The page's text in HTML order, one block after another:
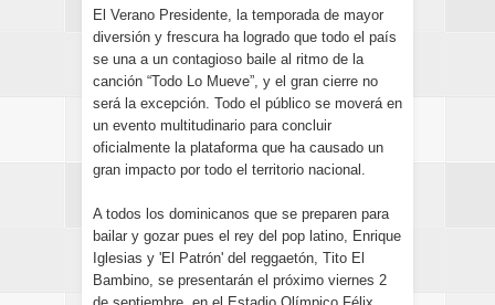
El Verano Presidente, la temporada de mayor
diversión y frescura ha logrado que todo el país
se una a un contagioso baile al ritmo de la
canción “Todo Lo Mueve”, y el gran cierre no
será la excepción. Todo el público se moverá en
un evento multitudinario para concluir
oficialmente la plataforma que ha causado un
gran impacto por todo el territorio nacional.
A todos los dominicanos que se preparen para
bailar y gozar pues el rey del pop latino, Enrique
Iglesias y 'El Patrón' del reggaetón, Tito El
Bambino, se presentarán el próximo viernes 2